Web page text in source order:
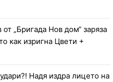
„Бригада Нов дом“ заряза
как изригна Цвети +
Надя издра лицето на